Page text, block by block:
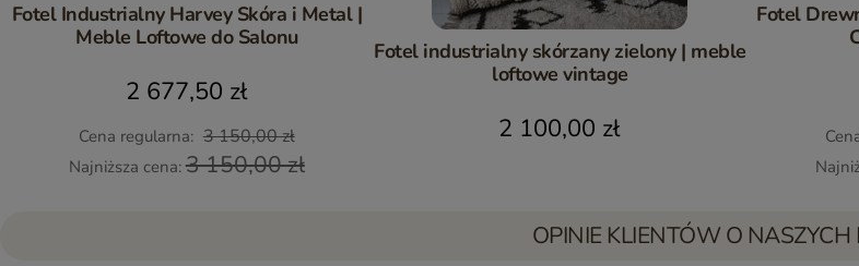
Fotel Industrialny Harvey Skóra i Metal |
Meble Loftowe do Salonu
2 677,50 zł
Cena regularna: 3 150,00 zł
Najniższa cena: 3 150,00 zł
Fotel industrialny skórzany zielony | meble
loftowe vintage
2 100,00 zł
Fotel
OPINIE KLIENTÓW O NASZYCH